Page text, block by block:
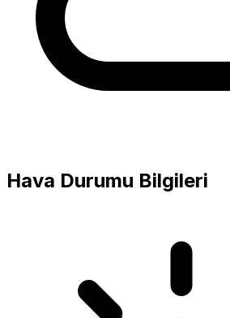
Hava Durumu Bilgileri